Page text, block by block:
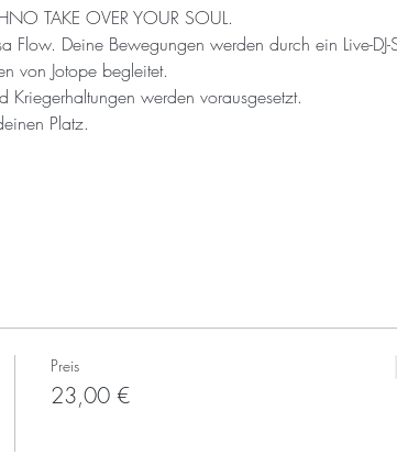
TAKE OVER YOUR SOUL.
Deine Bewegungen werden durch ein Live-DJ-
von Jotope begleitet.
Kriegerhaltungen werden vorausgesetzt.
Platz.
Preis
23,00 €